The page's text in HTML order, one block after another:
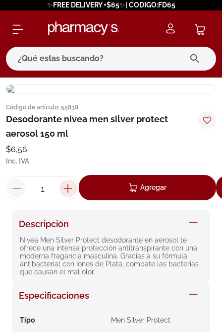
✨FREE DELIVERY +$65✨| CODIGO:FD65
¿Qué estas buscando?
Código de artículo: 55838
Desodorante nivea men silver protect
aerosol 150 ml
$6,56
Inc. IVA
Agregar
Descripción
Nivea Men Silver Protect desodorante en aerosol te
ofrece una intensa protección antitranspirante con una
moderna fragancia masculina. Gracias a su fórmula
antibacterial con Iones de Plata, combate las bacterias
que causan el mal olor.
Especificaciones
Tipo Men Silver Protect
términos más buscados
1. eucerin
3
4.
5. cerave
roche posay
9. nivea
10. pañales